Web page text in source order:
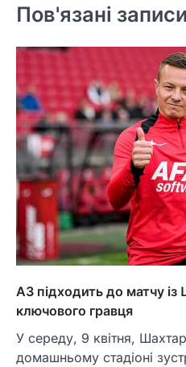
Пов'язані записи
АЗ підходить до матчу
ключового гравця
У середу, 9 квітня,
домашньому стадіоні